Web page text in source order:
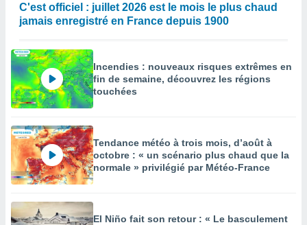
C'est officiel : juillet 2026 est le mois le plus chaud
jamais enregistré en France depuis 1900
Incendies : nouveaux risques extrêmes en
fin de semaine, découvrez les régions
touchées
Tendance météo à trois mois, d’août à
octobre : « un scénario plus chaud que la
normale » privilégié par Météo-France
El Niño fait son retour : « Le basculement